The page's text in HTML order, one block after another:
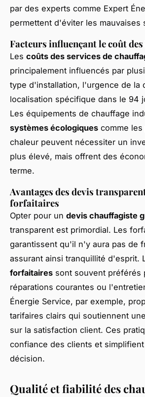
par des experts comme Expert
permettent d'éviter les mauvaises
Facteurs influençant le coût
Les coûts des services de
principalement influencés par
type d'installation, l'urgence de la
localisation spécifique dans le 94
Les équipements de chauffage
systèmes écologiques comme les
chaleur peuvent nécessiter un
plus élevé, mais offrent des
terme.
Avantages des devis
forfaitaires
Opter pour un devis chauffagiste
transparent est primordial. Les
garantissent qu'il n'y aura pas de
assurant ainsi tranquillité d'esprit.
forfaitaires sont souvent préférés
réparations courantes ou
Énergie Service, par exemple,
tarifaires clairs qui soutiennent
sur la satisfaction client. Ces
confiance des clients et
décision.
Qualité et fiabilité des